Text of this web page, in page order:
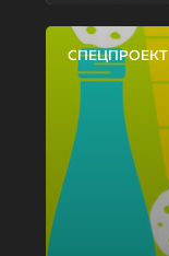
СПЕЦПРОЕКТ